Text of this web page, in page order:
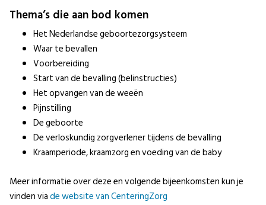
Thema’s die aan bod komen
Het Nederlandse geboortezorgsysteem
Waar te bevallen
Voorbereiding
Start van de bevalling (belinstructies)
Het opvangen van de weeën
Pijnstilling
De geboorte
De verloskundig zorgverlener tijdens de bevalling
Kraamperiode, kraamzorg en voeding van de baby
Meer informatie over deze en volgende bijeenkomsten kun je
vinden viade website van CenteringZorg